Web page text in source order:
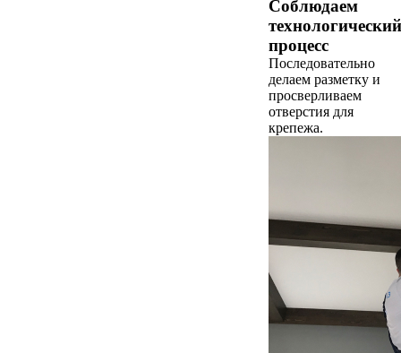
Соблюдаем
технологический
процесс
Последовательно
делаем разметку и
просверливаем
отверстия для
крепежа.